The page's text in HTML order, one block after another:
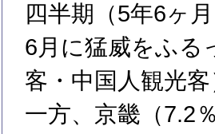
四半期（5年6ヶ
6月に猛威をふる
客・中国人観光
一方、京畿（7.2